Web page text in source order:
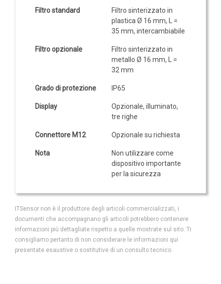
Filtro standard
Filtro sinterizzato in
plastica Ø 16 mm, L =
35 mm, intercambiabile
Filtro opzionale
Filtro sinterizzato in
metallo Ø 16 mm, L =
32 mm
Grado di protezione IP65
Display
Opzionale, illuminato,
tre righe
Connettore M12 Opzionale su richiesta
Nota
Non utilizzare come
dispositivo importante
per la sicurezza
ITSensor non è il produttore degli articoli commercializzati, i
documenti che accompagnano gli articoli potrebbero contenere
informazioni più dettagliate rispetto a quelle mostrate sul sito. Ti
consigliamo pertanto di non considerare le informazioni qui
presentate esaustive o sostitutive di un consulto tecnico.